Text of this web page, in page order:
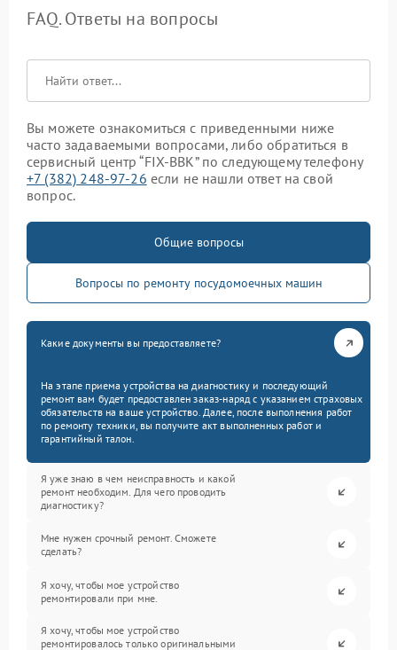
FAQ. Ответы на вопросы
Вы можете ознакомиться с приведенными ниже
часто задаваемыми вопросами, либо обратиться в
сервисный центр “FIX-BBK” по следующему телефону
+7 (382) 248-97-26 если не нашли ответ на свой
вопрос.
Общие вопросы
Вопросы по ремонту посудомоечных машин
Какие документы вы предоставляете?
На этапе приема устройства на диагностику и последующий
ремонт вам будет предоставлен заказ-наряд с указанием страховых
обязательств на ваше устройство. Далее, после выполнения работ
по ремонту техники, вы получите акт выполненных работ и
гарантийный талон.
Я уже знаю в чем неисправность и какой
ремонт необходим. Для чего проводить
диагностику?
Мне нужен срочный ремонт. Сможете
сделать?
Я хочу, чтобы мое устройство
ремонтировали при мне.
Я хочу, чтобы мое устройство
ремонтировалось только оригинальными